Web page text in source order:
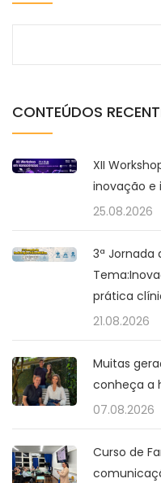
CONTEÚDOS
XII
inovação e
25.08.2026
3ª Jornada
prática
21.08.2026
Muitas
conheça a
07.08.2026
Curso de